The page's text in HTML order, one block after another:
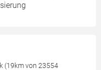
(19km von 23554